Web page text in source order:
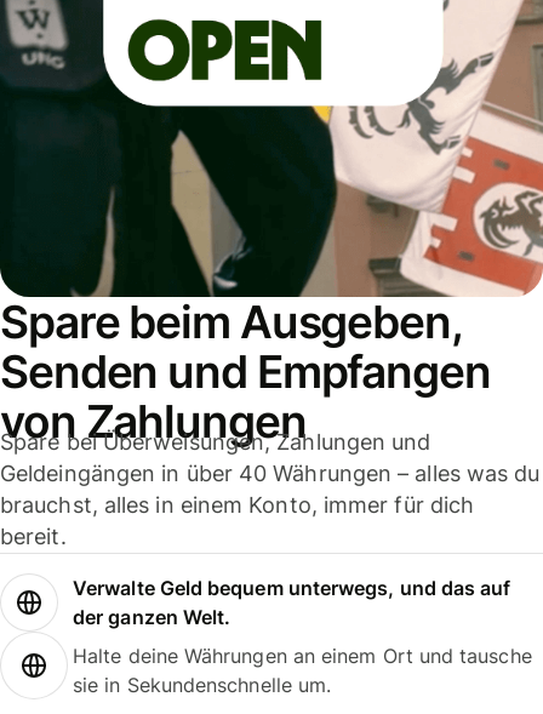
Spare beim Ausgeben,
Senden und Empfangen
von Zahlungen
Spare bei Überweisungen, Zahlungen und
Geldeingängen in über 40 Währungen – alles was du
brauchst, alles in einem Konto, immer für dich
bereit.
Verwalte Geld bequem unterwegs, und das auf
der ganzen Welt.
Halte deine Währungen an einem Ort und tausche
sie in Sekundenschnelle um.